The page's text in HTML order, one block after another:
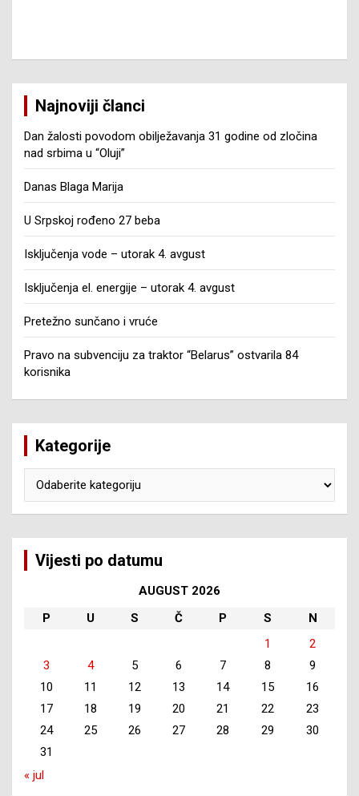
Najnoviji članci
Dan žalosti povodom obilježavanja 31 godine od zločina
nad srbima u “Oluji”
Danas Blaga Marija
U Srpskoj rođeno 27 beba
Isključenja vode – utorak 4. avgust
Isključenja el. energije – utorak 4. avgust
Pretežno sunčano i vruće
Pravo na subvenciju za traktor “Belarus” ostvarila 84
korisnika
Kategorije
Vijesti po datumu
AUGUST 2026
P
U S Č P S
N
1
2
3
4 5 6 7 8
9
10
11 12 13 14 15
16
17
18 19 20 21 22
23
24
25 26 27 28 29
30
31
« jul